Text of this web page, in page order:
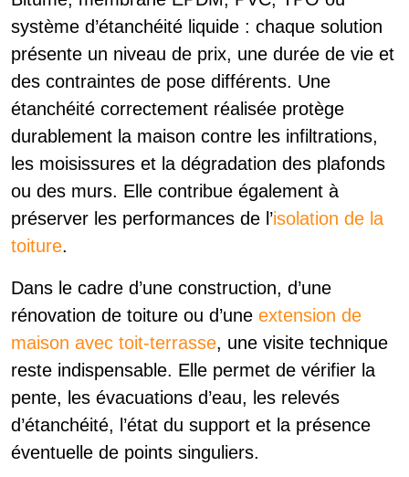
système d’étanchéité liquide : chaque solution
présente un niveau de prix, une durée de vie et
des contraintes de pose différents. Une
étanchéité correctement réalisée protège
durablement la maison contre les infiltrations,
les moisissures et la dégradation des plafonds
ou des murs. Elle contribue également à
préserver les performances de l’isolation de la
toiture.
Dans le cadre d’une construction, d’une
rénovation de toiture ou d’une extension de
maison avec toit-terrasse, une visite technique
reste indispensable. Elle permet de vérifier la
pente, les évacuations d’eau, les relevés
d’étanchéité, l’état du support et la présence
éventuelle de points singuliers.